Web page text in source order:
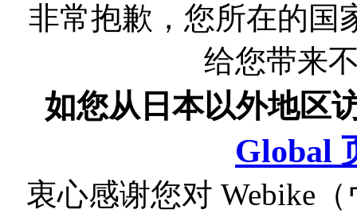
非常抱歉，您所在的国
给您带来
如您从日本以外地区
Global
衷心感谢您对 Webike